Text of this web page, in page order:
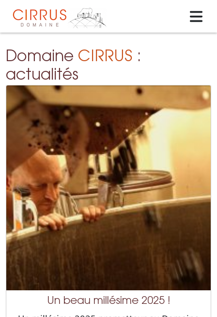
Domaine CIRRUS :
actualités
Un beau millésime 2025 !